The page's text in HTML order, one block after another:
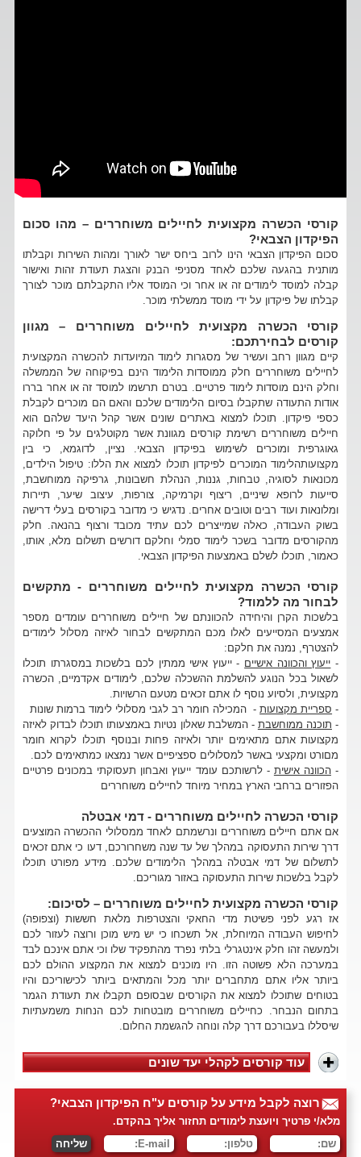
קורסי הכשרה מקצועית לחיילים משוחררים – מהו סכום
הפיקדון הצבאי?
סכום הפיקדון הצבאי הינו לרוב ביחס ישר לאורך ומהות השירות וקבלתו
מותנית בהגעה שלכם לאחד מסניפי הבנק והצגת תעודת זהות ואישור
קבלה למוסד לימודים זה או אחר וכי המוסד אליו התקבלתם מוכר לצורך
קבלתו של פיקדון על ידי מוסד ממשלתי מוכר.
קורסי הכשרה מקצועית לחיילים משוחררים – מגוון
קורסים לבחירתכם:
קיים מגוון רחב ועשיר של מסגרות לימוד המיועדות להכשרה המקצועית
לחיילים משוחררים חלק ממוסדות הלימוד הינם בפיקוחה של הממשלה
וחלק הינם מוסדות לימוד פרטיים. בטרם תרשמו למוסד זה או אחר בררו
אודות התעודה שתקבלו בסיום הלימודים שלכם והאם הם מוכרים לקבלת
כספי פיקדון. תוכלו למצוא באתרים שונים אשר קהל היעד שלהם הוא
חיילים משוחררים רשימת קורסים מגוונת אשר מקוטלגים על פי חלוקה
גאוגרפית ומוכרים לשימוש בפיקדון הצבאי. נציין, לדוגמא, כי בין
מקצועותהלימוד המוכרים לפיקדון תוכלו למצוא את הללו: טיפול הילדים,
מכונאות לסוגיה, טבחות, גננות, הנהלת חשבונות, גרפיקה ממוחשבת,
סייעות לרופא שיניים, ריצוף וקרמיקה, צורפות, עיצוב שיער, תיירות
ומלונאות ועוד רבים וטובים אחרים. נדגיש כי מדובר בקורסים בעלי דרישה
בשוק העבודה, כאלה שמייצרים לכם עתיד מכובד ורצוף בהנאה. חלק
מהקורסים מדובר בשכר לימוד סמלי וחלקם דורשים תשלום מלא, אותו,
כאמור, תוכלו לשלם באמצעות הפיקדון הצבאי.
קורסי הכשרה מקצועית לחיילים משוחררים - מתקשים
לבחור מה ללמוד?
בלשכות הקרן והיחידה להכוונתם של חיילים משוחררים עומדים מספר
אמצעים המסייעים לאלו מכם המתקשים לבחור לאיזה מסלול לימודים
להצטרף, נמנה את חלקם:
- ייעוץ והכוונה אישיים - ייעוץ אישי ממתין לכם בלשכות במסגרתו תוכלו
לשאול בכל הנוגע להשלמת ההשכלה שלכם, לימודים אקדמיים, הכשרה
מקצועית, ולסיוע נוסף לו אתם זכאים מטעם הרשויות.
- ספריית מקצועות- המכילה חומר רב לגבי מסלולי לימוד ברמות שונות
- תוכנה ממוחשבת - המשלבת שאלון נטיות באמצעותו תוכלו לבדוק לאיזה
מקצועות אתם מתאימים יותר ולאיזה פחות ובנוסף תוכלו לקרוא חומר
מםורט ומקצעי באשר למסלולים ספציפיים אשר נמצאו כמתאימים לכם.
-הכוונה אישית - לרשותכם עומד ייעוץ ואבחון תעסוקתי במכונים פרטיים
הפזורים ברחבי הארץ במחיר מיוחד לחיילים משוחררים
קורסי הכשרה לחיילים משוחררים - דמי אבטלה
אם אתם חיילים משוחררים ונרשמתם לאחד ממסלולי ההכשרה המוצעים
דרך שירות התעסוקה במהלך של עד שנה משחרורכם, דעו כי אתם זכאים
לתשלום של דמי אבטלה במהלך הלימודים שלכם. מידע מפורט תוכלו
לקבל בלשכות שירות התעסוקה באזור מגוריכם.
קורסי הכשרה מקצועית לחיילים משוחררים – לסיכום:
אז רגע לפני פשיטת מדי החאקי והצטרפות מלאת חששות (וצפופה)
לחיפוש העבודה המיוחלת, אל תשכחו כי יש מיש מוכן ורוצה לעזור לכם
ולמעשה זהו חלק אינטגרלי בלתי נפרד מהתפקיד שלו וכי אתם אינכם לבד
במערכה הלא פשוטה הזו. היו מוכנים למצוא את המקצוע ההולם לכם
ביותר אליו אתם מתחברים יותר מכל והמתאים ביותר לכישוריכם והיו
בטוחים שתוכלו למצוא את הקורסים שבסופם תקבלו את תעודת הגמר
בתחום הנבחר. כחיילים משוחררים מובטחות לכם הנחות משמעתיות
שיסללו בעבורכם דרך קלה ונוחה להגשמת החלום.
עוד קורסים לקהלי יעד שונים
רוצה לקבל מידע על קורסים ע"ח הפיקדון הצבאי?
מלא/י פרטיך ויועצת לימודים תחזור אליך בהקדם.